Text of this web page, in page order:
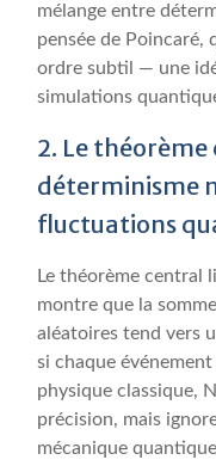
mélange entre
pensée de Poincaré,
ordre subtil — une
simulations
2. Le
déterminisme
fluctuations
Le théorème central
montre que la
aléatoires tend vers
si chaque
physique classique,
précision, mais
mécanique